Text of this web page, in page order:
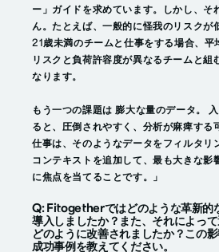
ー」ガイドを求めています。しかし、そ
ん。たとえば、一般的に怪我のリスクが
21歳未満のチームと仕事をする場合、
リスクと負荷許容度が異なるチームと組
なります。
もう一つの課題は膨大な量のデータ。
ると、圧倒されやすく、分析が麻痺する
仕事は、そのようなデータをフィルタリ
コンテキストを追加して、最も大きな影
に焦点を当てることです。」
Q: Fitogetherではどのような革新的
導入しましたか？また、それによっ
どのように改善されましたか？この
成功事例を教えてください。